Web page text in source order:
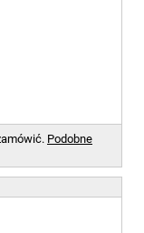
Podobne